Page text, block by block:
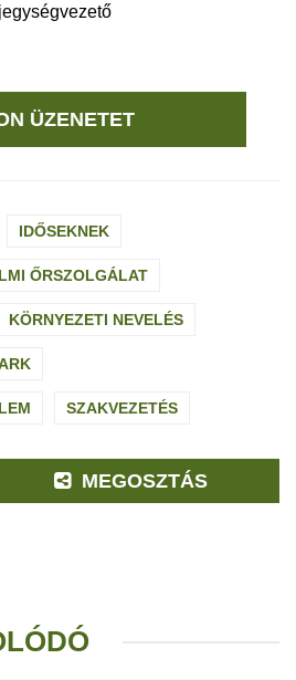
ÜZENETET
IDŐSEKNEK
ŐRSZOLGÁLAT
KÖRNYEZETI NEVELÉS
SZAKVEZETÉS
MEGOSZTÁS